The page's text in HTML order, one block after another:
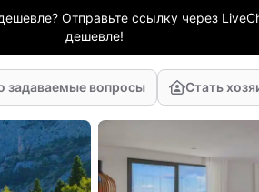
Отправьте ссылку через
дешевле!
задаваемые вопросы Стать